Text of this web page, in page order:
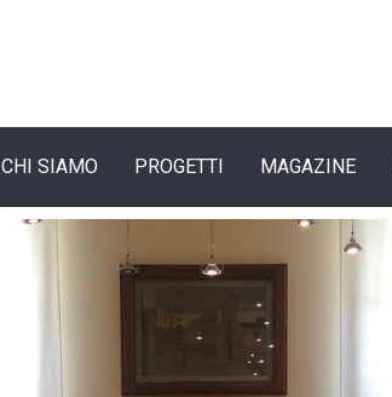
CHI SIAMO PROGETTI MAGAZINE